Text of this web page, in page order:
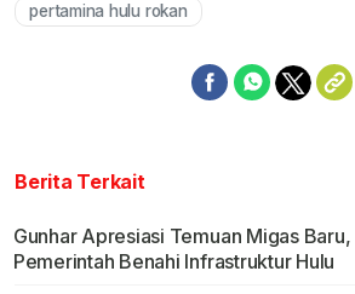
pertamina hulu rokan
Berita Terkait
Gunhar Apresiasi Temuan Migas Baru,
Pemerintah Benahi Infrastruktur Hulu